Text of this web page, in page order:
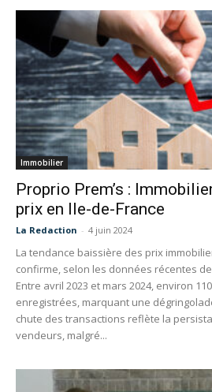
Immobilier
Proprio Prem’s :
prix en Ile-de-France
La Redaction - 4 juin 2024
La tendance baissière des prix
confirme, selon les données récentes
Entre avril 2023 et mars 2024, environ
enregistrées, marquant une
chute des transactions reflète la
vendeurs, malgré...